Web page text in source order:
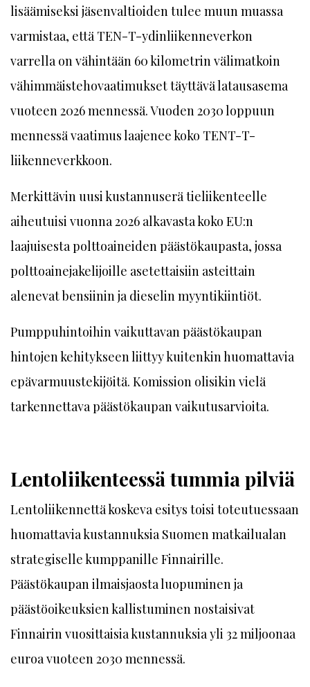
lisäämiseksi jäsenvaltioiden tulee muun muassa
varmistaa, että TEN-T-ydinliikenneverkon
varrella on vähintään 60 kilometrin välimatkoin
vähimmäistehovaatimukset täyttävä latausasema
vuoteen 2026 mennessä. Vuoden 2030 loppuun
mennessä vaatimus laajenee koko TENT-T-
liikenneverkkoon.
Merkittävin uusi kustannuserä tieliikenteelle
aiheutuisi vuonna 2026 alkavasta koko EU:n
laajuisesta polttoaineiden päästökaupasta, jossa
polttoainejakelijoille asetettaisiin asteittain
alenevat bensiinin ja dieselin myyntikiintiöt.
Pumppuhintoihin vaikuttavan pääs­tökaupan
hintojen kehitykseen liittyy kuitenkin huomattavia
epävarmuustekijöitä. Komission olisikin vielä
tarkennettava päästökaupan vaikutusarvioita.
Lentoliikenteessä tummia pilviä
Lentoliikennettä koskeva esitys toisi toteutuessaan
huomattavia kustannuksia Suomen matkailualan
strategiselle kumppanille Finnairille.
Päästökaupan ilmaisjaosta luopuminen ja
päästöoikeuksien kallistuminen nostaisivat
Finnairin vuosittaisia kustannuksia yli 32 miljoonaa
euroa vuoteen 2030 mennessä.